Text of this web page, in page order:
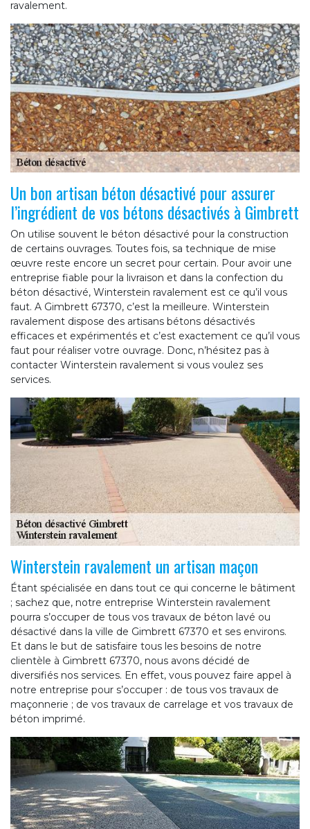
ravalement.
Un bon artisan béton désactivé pour assurer
l’ingrédient de vos bétons désactivés à Gimbrett
On utilise souvent le béton désactivé pour la construction
de certains ouvrages. Toutes fois, sa technique de mise
œuvre reste encore un secret pour certain. Pour avoir une
entreprise fiable pour la livraison et dans la confection du
béton désactivé, Winterstein ravalement est ce qu’il vous
faut. A Gimbrett 67370, c’est la meilleure. Winterstein
ravalement dispose des artisans bétons désactivés
efficaces et expérimentés et c’est exactement ce qu’il vous
faut pour réaliser votre ouvrage. Donc, n’hésitez pas à
contacter Winterstein ravalement si vous voulez ses
services.
Winterstein ravalement un artisan maçon
Étant spécialisée en dans tout ce qui concerne le bâtiment
; sachez que, notre entreprise Winterstein ravalement
pourra s’occuper de tous vos travaux de béton lavé ou
désactivé dans la ville de Gimbrett 67370 et ses environs.
Et dans le but de satisfaire tous les besoins de notre
clientèle à Gimbrett 67370, nous avons décidé de
diversifiés nos services. En effet, vous pouvez faire appel à
notre entreprise pour s’occuper : de tous vos travaux de
maçonnerie ; de vos travaux de carrelage et vos travaux de
béton imprimé.